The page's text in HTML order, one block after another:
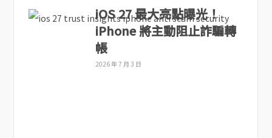
iOS 27 最大亮點曝光！
iPhone 將主動阻止詐騙轉
帳
2026 年 7 月 3 日